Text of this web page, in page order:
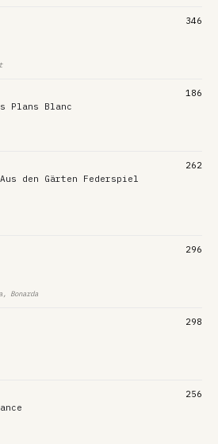
346
Plans Blanc
186
den Gärten Federspiel
262
Bonarda
296
298
256